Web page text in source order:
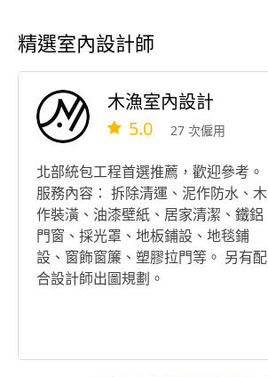
精選室內設計師
木漁室內設計
5.0 27 次僱用
北部統包工程首選推薦，歡迎參考。
服務內容： 拆除清運、泥作防水、木
作裝潢、油漆壁紙、居家清潔、鐵鋁
門窗、採光罩、地板鋪設、地毯鋪
設、窗飾窗簾、塑膠拉門等。 另有配
合設計師出圖規劃。